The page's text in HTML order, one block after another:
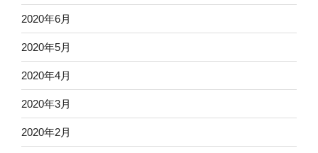
2020年6月
2020年5月
2020年4月
2020年3月
2020年2月